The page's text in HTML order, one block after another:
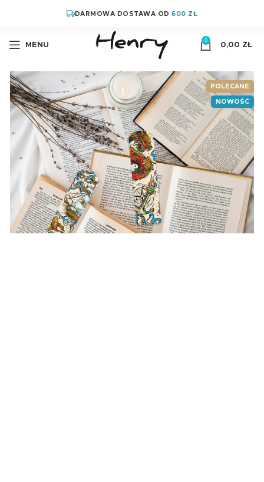
DARMOWA DOSTAWA OD600 ZŁ
MENU
0
0,00 ZŁ
POLECANE
NOWOŚĆ